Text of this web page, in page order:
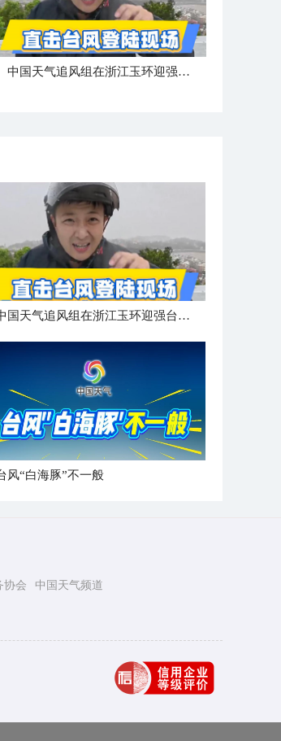
中国天气追风组在浙江玉环迎强台风“白海豚”登陆
中国天气追风组在浙江玉环迎强台风“白海豚”登陆
风“白海豚”不一般
协会 中国天气频道